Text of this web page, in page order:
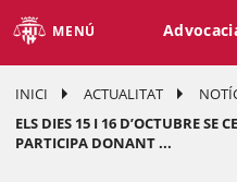
MENÚ
INICI ACTUALITAT
ELS DIES 15 I 16 D’OCTUBRE SE
PARTICIPA DONANT ...